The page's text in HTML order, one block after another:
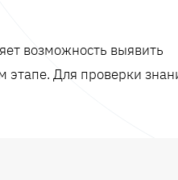
возможность выявить
этапе. Для проверки